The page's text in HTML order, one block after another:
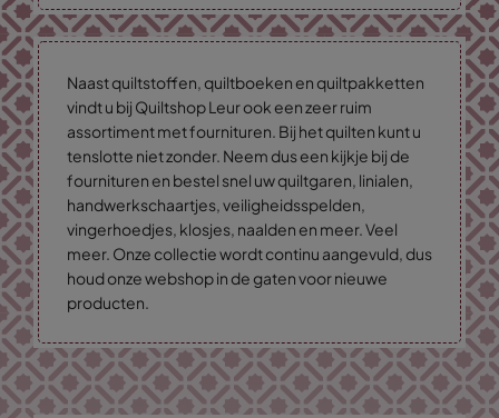
Naast quiltstoffen, quiltboeken en quiltpakketten
vindt u bij Quiltshop Leur ook een zeer ruim
assortiment met fournituren. Bij het quilten kunt u
tenslotte niet zonder. Neem dus een kijkje bij de
fournituren en bestel snel uw quiltgaren, linialen,
handwerkschaartjes, veiligheidsspelden,
vingerhoedjes, klosjes, naalden en meer. Veel
meer. Onze collectie wordt continu aangevuld, dus
houd onze webshop in de gaten voor nieuwe
producten.